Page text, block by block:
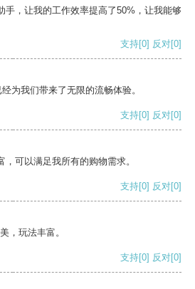
手，让我的工作效率提高了50%，让我能够
支持[0] 反对[0]
为我们带来了无限的流畅体验。
支持[0] 反对[0]
可以满足我所有的购物需求。
支持[0] 反对[0]
，玩法丰富。
支持[0] 反对[0]